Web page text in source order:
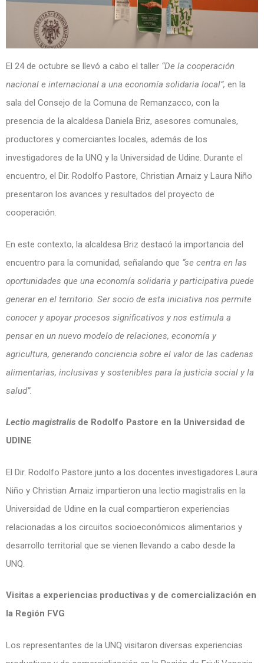
El 24 de octubre se llevó a cabo el taller “De la cooperación
nacional e internacional a una economía solidaria local”, en la
sala del Consejo de la Comuna de Remanzacco, con la
presencia de la alcaldesa Daniela Briz, asesores comunales,
productores y comerciantes locales, además de los
investigadores de la UNQ y la Universidad de Udine. Durante el
encuentro, el Dir. Rodolfo Pastore, Christian Arnaiz y Laura Niño
presentaron los avances y resultados del proyecto de
cooperación.
En este contexto, la alcaldesa Briz destacó la importancia del
encuentro para la comunidad, señalando que “se centra en las
oportunidades que una economía solidaria y participativa puede
generar en el territorio. Ser socio de esta iniciativa nos permite
conocer y apoyar procesos significativos y nos estimula a
pensar en un nuevo modelo de relaciones, economía y
agricultura, generando conciencia sobre el valor de las cadenas
alimentarias, inclusivas y sostenibles para la justicia social y la
salud”.
Lectio magistralis de Rodolfo Pastore en la Universidad de
UDINE
El Dir. Rodolfo Pastore junto a los docentes investigadores Laura
Niño y Christian Arnaiz impartieron una lectio magistralis en la
Universidad de Udine en la cual compartieron experiencias
relacionadas a los circuitos socioeconómicos alimentarios y
desarrollo territorial que se vienen llevando a cabo desde la
UNQ.
Visitas a experiencias productivas y de comercialización en
la Región FVG
Los representantes de la UNQ visitaron diversas experiencias